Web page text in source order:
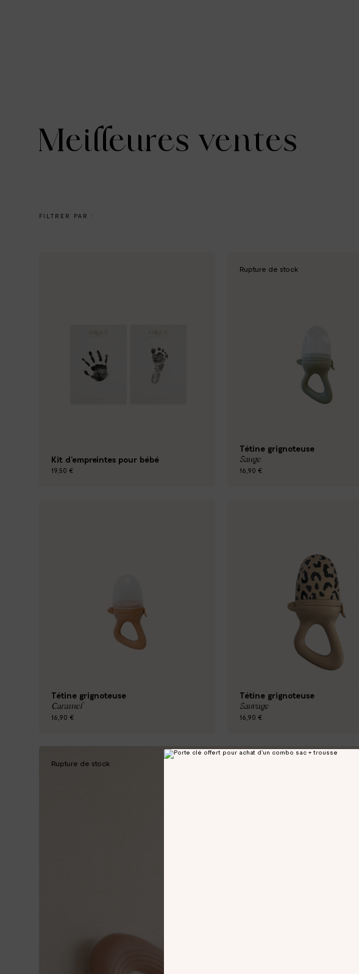
Meilleures ventes
FILTRER PAR :
Kit d'empreintes pour bébé
19,50 €
Rupture de stock
Tétine grignoteuse
Sauge
16,90 €
Tétine grignoteuse
Caramel
16,90 €
Tétine grignoteuse
Sauvage
16,90 €
Rupture de stock